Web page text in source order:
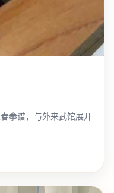
拳谱，与外来武馆展开